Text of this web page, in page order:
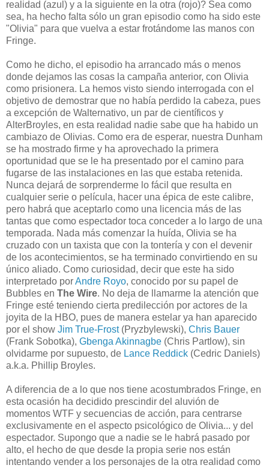
realidad (azul) y a la siguiente en la otra (rojo)? Sea como
sea, ha hecho falta sólo un gran episodio como ha sido este
"Olivia" para que vuelva a estar frotándome las manos con
Fringe.
Como he dicho, el episodio ha arrancado más o menos
donde dejamos las cosas la campaña anterior, con Olivia
como prisionera. La hemos visto siendo interrogada con el
objetivo de demostrar que no había perdido la cabeza, pues
a excepción de Walternativo, un par de científicos y
AlterBroyles, en esta realidad nadie sabe que ha habido un
cambiazo de Olivias. Como era de esperar, nuestra Dunham
se ha mostrado firme y ha aprovechado la primera
oportunidad que se le ha presentado por el camino para
fugarse de las instalaciones en las que estaba retenida.
Nunca dejará de sorprenderme lo fácil que resulta en
cualquier serie o película, hacer una épica de este calibre,
pero habrá que aceptarlo como una licencia más de las
tantas que como espectador toca conceder a lo largo de una
temporada. Nada más comenzar la huída, Olivia se ha
cruzado con un taxista que con la tontería y con el devenir
de los acontecimientos, se ha terminado convirtiendo en su
único aliado. Como curiosidad, decir que este ha sido
interpretado porAndre Royo, conocido por su papel de
Bubbles en The Wire. No deja de llamarme la atención que
Fringe esté teniendo cierta predilección por actores de la
joyita de la HBO, pues de manera estelar ya han aparecido
por el show Jim True-Frost(Pryzbylewski), Chris Bauer
(Frank Sobotka), Gbenga Akinnagbe (Chris Partlow), sin
olvidarme por supuesto, de Lance Reddick (Cedric Daniels)
a.k.a. Phillip Broyles.
A diferencia de a lo que nos tiene acostumbrados Fringe, en
esta ocasión ha decidido prescindir del aluvión de
momentos WTF y secuencias de acción, para centrarse
exclusivamente en el aspecto psicológico de Olivia... y del
espectador. Supongo que a nadie se le habrá pasado por
alto, el hecho de que desde la propia serie nos están
intentando vender a los personajes de la otra realidad como